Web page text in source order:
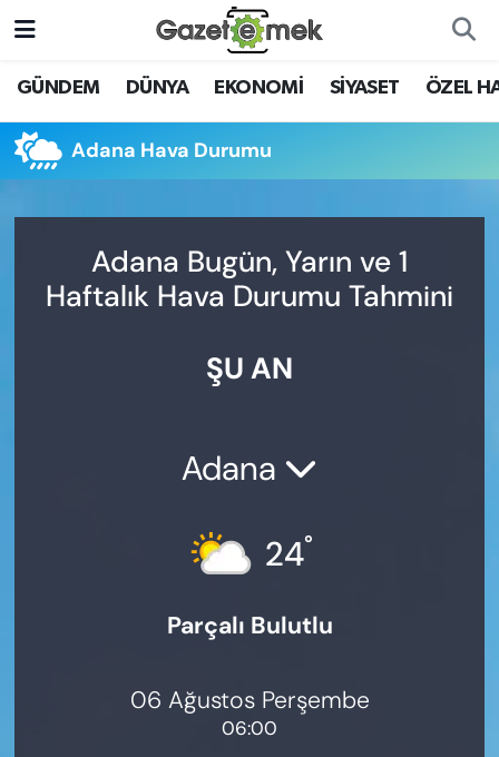
GÜNDEM DÜNYA EKONOMİ SİYASET ÖZEL
Adana Hava Durumu
Adana Bugün, Yarın ve 1
Haftalık Hava Durumu Tahmini
ŞU AN
Adana
24°
Parçalı Bulutlu
06 Ağustos Perşembe
06:00
DÜNYA
EKONOMİ
YENİ MEDYADA EMEK
GAZETECİLİĞİNİ GELİŞTİRMEK
Nöbetçi Eczaneler
Hava Durumu
Trafik Durumu
Süper Lig Puan Durumu ve Fikstür